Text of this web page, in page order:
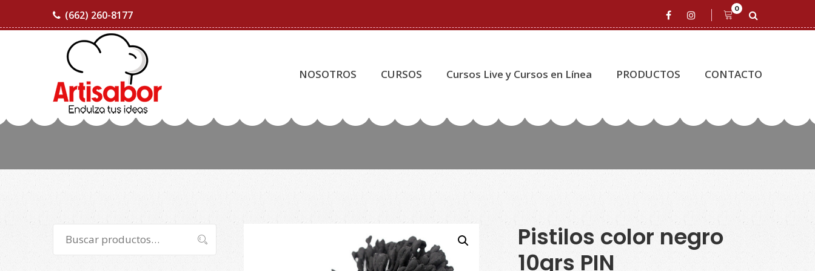
(662) 260-8177 0
NOSOTROS CURSOS Cursos Live y Cursos en Línea PRODUCTOS CONTACTO
Pistilos color negro
10grs PIN
por:
Buscar